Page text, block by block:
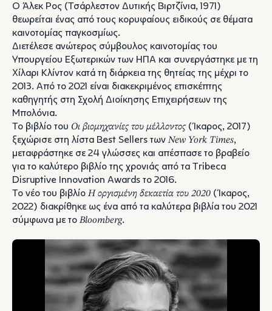
O Άλεκ Ρος (Τσάρλεστον Δυτικής Βιρτζίνια, 1971)
θεωρείται ένας από τους κορυφαίους ειδικούς σε θέματα
καινοτομίας παγκοσμίως.
Διετέλεσε ανώτερος σύμβουλος καινοτομίας του
Υπουργείου Εξωτερικών των ΗΠΑ και συνεργάστηκε με τη
Χίλαρι Κλίντον κατά τη διάρκεια της θητείας της μέχρι το
2013. Από το 2021 είναι διακεκριμένος επισκέπτης
καθηγητής στη Σχολή Διοίκησης Επιχειρήσεων της
Μπολόνια.
Το βιβλίο του Οι βιομηχανίες του μέλλοντος(Ίκαρος, 2017)
ξεχώρισε στη λίστα Best Sellers τωνNew York Times,
μεταφράστηκε σε 24 γλώσσες και απέσπασε το βραβείο
για το καλύτερο βιβλίο της χρονιάς από τα Tribeca
Disruptive Innovation Awards το 2016.
Το νέο του βιβλίο Η οργισμένη δεκαετία του 2020 (Ίκαρος,
2022) διακρίθηκε ως ένα από τα καλύτερα βιβλία του 2021
σύμφωνα με το Bloomberg.